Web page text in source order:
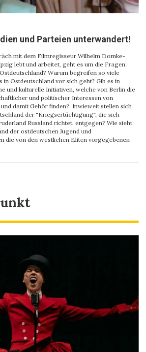
und Parteien unterwandert!
mit dem Filmregisseur Wilhelm Domke-
lebt und arbeitet, geht es um die Fragen:
Warum begreifen so viele
in Ostdeutschland vor sich geht? Gib es in
und kulturelle Initiativen, welche von Berlin die
und politischer Interessen von
damit Gehör finden? Inwieweit stellen sich
der "Kriegsertüchtigung", die sich
Russland richtet, entgegen? Wie sieht
der ostdeutschen Jugend und
die von den westlichen Eliten vorgegebenen